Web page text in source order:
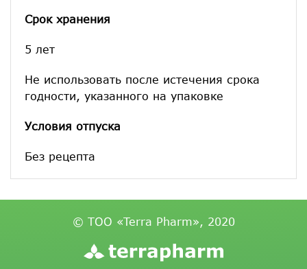
Срок хранения
5 лет
Не использовать после истечения срока
годности, указанного на упаковке
Условия отпуска
Без рецепта
© ТОО «Terra Pharm», 2020